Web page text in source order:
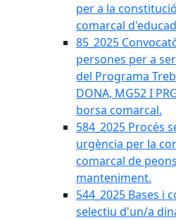
per a la
comarcal
85_2025
persones per a
del Programa
DONA, MG52 I
borsa comarcal.
584_2025 Procés
urgència per la
comarcal de
manteniment.
544_2025 Bases i
selectiu d'un/a